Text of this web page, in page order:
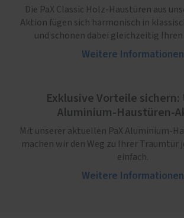
Die PaX Classic Holz-Haustüren aus
Aktion fügen sich harmonisch in
und schonen dabei gleichzeitig
Weitere Informationen
Exklusive Vorteile sichern:
Aluminium-Haustüren-
Mit unserer aktuellen PaX Aluminium-
machen wir den Weg zu Ihrer Traumtür
einfach.
Weitere Informationen